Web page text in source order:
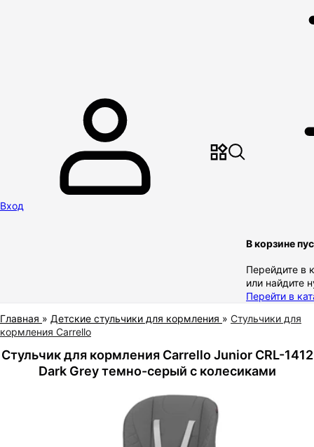
Вход
В корзине
Перейдите в
или найдите
Перейти в
Главная » Детские стульчики для кормления » Стульчики для
кормления Carrello
Стульчик для кормления Carrello Junior CRL-1412
Dark Grey темно-серый с колесиками